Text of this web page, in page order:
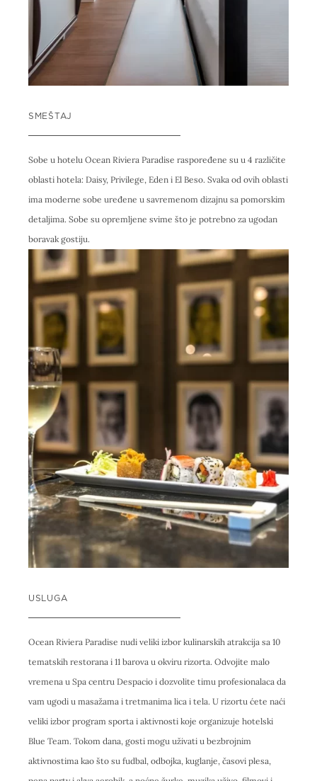
SMEŠTAJ
Sobe u hotelu Ocean Riviera Paradise raspoređene su u 4 različite
oblasti hotela: Daisy, Privilege, Eden i El Beso. Svaka od ovih oblasti
ima moderne sobe uređene u savremenom dizajnu sa pomorskim
detaljima. Sobe su opremljene svime što je potrebno za ugodan
boravak gostiju.
USLUGA
Ocean Riviera Paradise nudi veliki izbor kulinarskih atrakcija sa 10
tematskih restorana i 11 barova u okviru rizorta. Odvojite malo
vremena u Spa centru Despacio i dozvolite timu profesionalaca da
vam ugodi u masažama i tretmanima lica i tela. U rizortu ćete naći
veliki izbor program sporta i aktivnosti koje organizuje hotelski
Blue Team. Tokom dana, gosti mogu uživati u bezbrojnim
aktivnostima kao što su fudbal, odbojka, kuglanje, časovi plesa,